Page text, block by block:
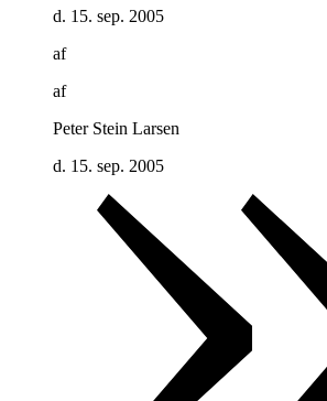
d. 15. sep. 2005
af
af
Peter Stein Larsen
d. 15. sep. 2005